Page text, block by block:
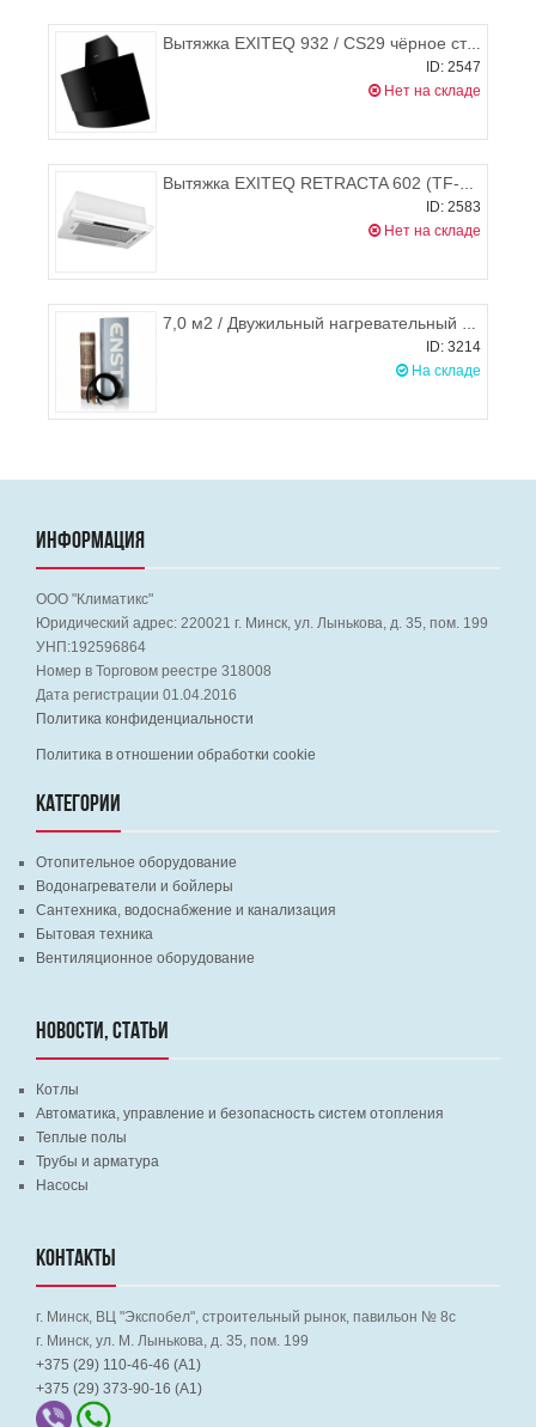
Вытяжка EXITEQ 932 / CS29 чёрное стекло (90см)
ID: 2547
Нет на складе
Вытяжка EXITEQ RETRACTA 602 (TF-6260) inox
ID: 2583
Нет на складе
7,0 м2 / Двужильный нагревательный мат Ensto ThinMat 1120 Вт EFHTM160.7 (Финляндия)
ID: 3214
На складе
ИНФОРМАЦИЯ
ООО "Климатикс"
Юридический адрес: 220021 г. Минск, ул. Лынькова, д. 35, пом. 199
УНП:192596864
Номер в Торговом реестре 318008
Дата регистрации 01.04.2016
Политика конфиденциальности
Политика в отношении обработки cookie
КАТЕГОРИИ
Отопительное оборудование
Водонагреватели и бойлеры
Сантехника, водоснабжение и канализация
Бытовая техника
Вентиляционное оборудование
НОВОСТИ, СТАТЬИ
Котлы
Автоматика, управление и безопасность систем отопления
Теплые полы
Трубы и арматура
Насосы
КОНТАКТЫ
г. Минск, ВЦ "Экспобел", строительный рынок, павильон № 8c
г. Минск, ул. М. Лынькова, д. 35, пом. 199
+375 (29) 110-46-46 (А1)
+375 (29) 373-90-16 (A1)